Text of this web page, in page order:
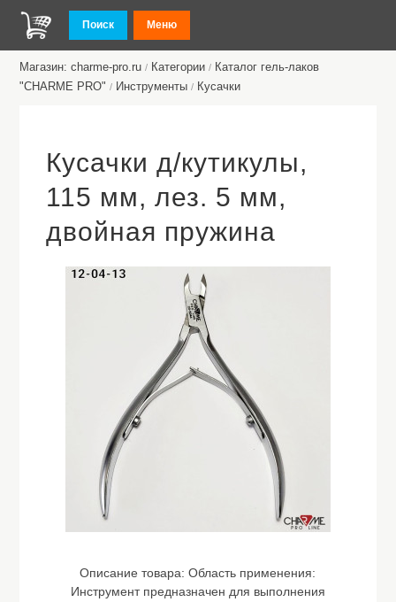
Поиск Меню
Магазин: charme-pro.ru / Категории / Каталог гель-лаков
"CHARME PRO" / Инструменты / Кусачки
Кусачки д/кутикулы,
115 мм, лез. 5 мм,
двойная пружина
Описание товара:Область применения:
Инструмент предназначен для выполнения